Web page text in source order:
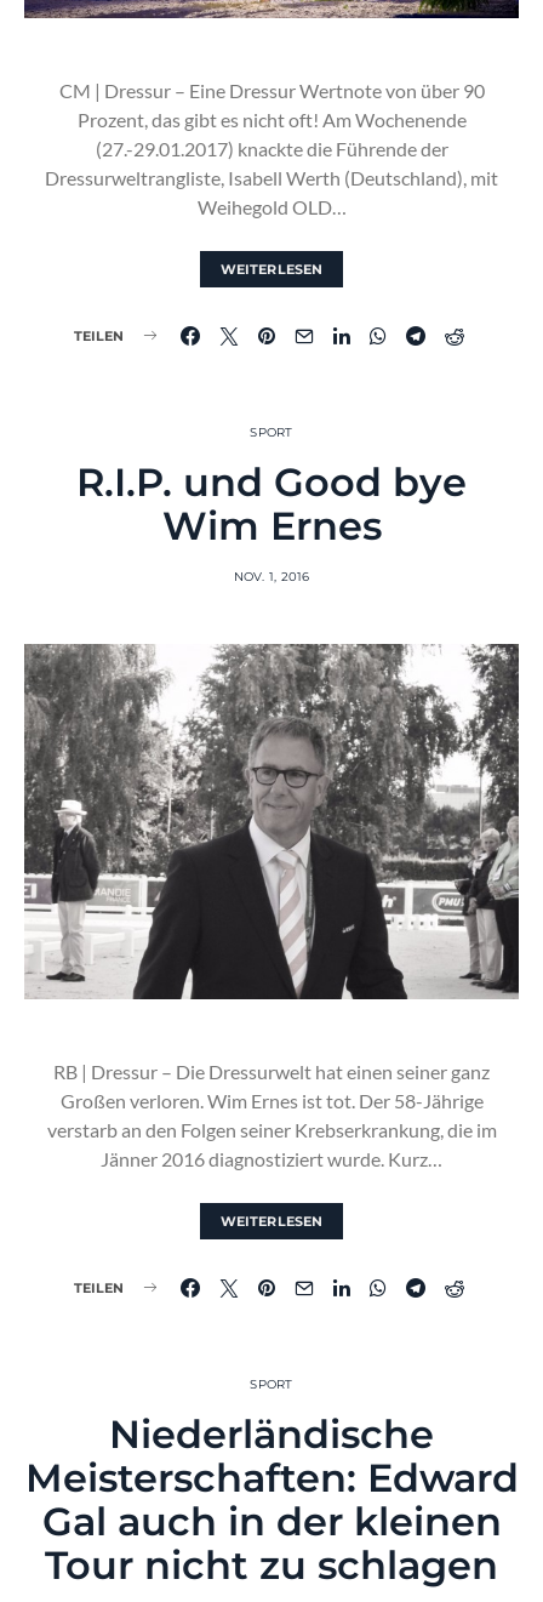
CM | Dressur – Eine Dressur Wertnote von über 90
Prozent, das gibt es nicht oft! Am Wochenende
(27.-29.01.2017) knackte die Führende der
Dressurweltrangliste, Isabell Werth (Deutschland), mit
Weihegold OLD…
WEITERLESEN
TEILEN
SPORT
R.I.P. und Good bye
Wim Ernes
NOV. 1, 2016
RB | Dressur – Die Dressurwelt hat einen seiner ganz
Großen verloren. Wim Ernes ist tot. Der 58-Jährige
verstarb an den Folgen seiner Krebserkrankung, die im
Jänner 2016 diagnostiziert wurde. Kurz…
WEITERLESEN
TEILEN
SPORT
Niederländische
Meisterschaften: Edward
Gal auch in der kleinen
Tour nicht zu schlagen